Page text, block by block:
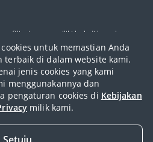
untuk memastian Anda
terbaik di dalam website kami.
jenis cookies yang kami
menggunakannya dan
pengaturan cookies di Kebijakan
milik kami.
afiliasinya memiliki hak di bawah
berizin dan diawasi oleh Otoritas
Kebijakan Privasi|Kebijakan cookie